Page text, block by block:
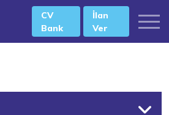
CV
Bank
İlan
Ver